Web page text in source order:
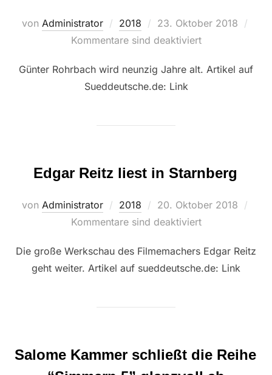
von Administrator 2018
Veröffentlicht
am
23. Oktober 2018
Kommentare sind deaktiviert
Günter Rohrbach wird neunzig Jahre alt. Artikel auf
Sueddeutsche.de: Link
Edgar Reitz liest in Starnberg
von Administrator 2018
Veröffentlicht
am
20. Oktober 2018
Kommentare sind deaktiviert
Die große Werkschau des Filmemachers Edgar Reitz
geht weiter. Artikel auf sueddeutsche.de: Link
Salome Kammer schließt die Reihe